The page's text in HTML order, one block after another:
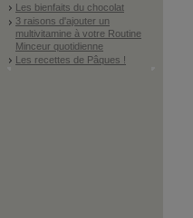
Les bienfaits du chocolat
3 raisons d'ajouter un
multivitamine à votre Routine
Minceur quotidienne
Les recettes de Pâques !